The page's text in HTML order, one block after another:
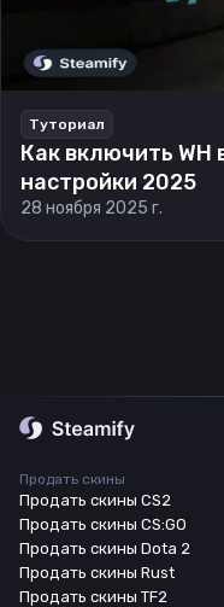
Туториал
Как включить WH
настройки 2025
28 ноября 2025 г.
Продать скины
Продать скины CS2
Продать скины CS:GO
Продать скины Dota 2
Продать скины Rust
Продать скины TF2